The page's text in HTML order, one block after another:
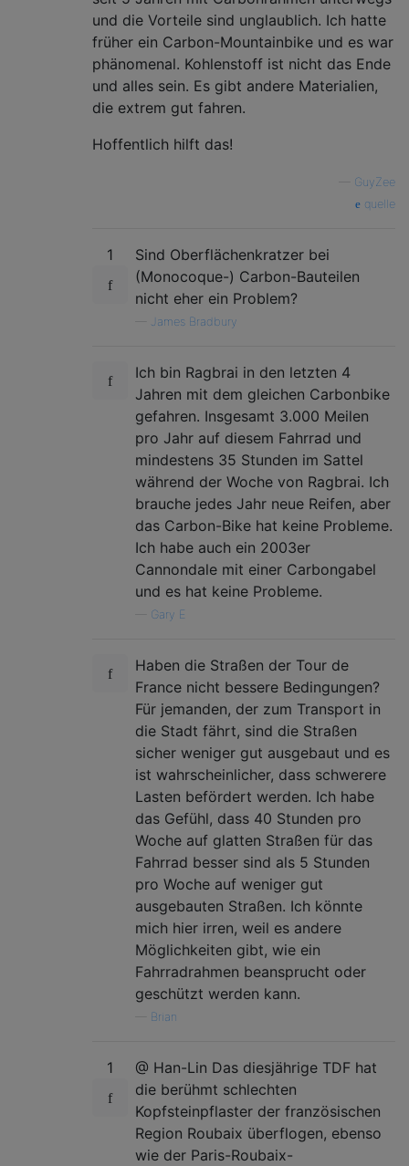
und die Vorteile sind unglaublich. Ich hatte
früher ein Carbon-Mountainbike und es war
phänomenal. Kohlenstoff ist nicht das Ende
und alles sein. Es gibt andere Materialien,
die extrem gut fahren.
Hoffentlich hilft das!
GuyZee
quelle
1
Sind Oberflächenkratzer bei
(Monocoque-) Carbon-Bauteilen
nicht eher ein Problem?
James Bradbury
Ich bin Ragbrai in den letzten 4
Jahren mit dem gleichen Carbonbike
gefahren. Insgesamt 3.000 Meilen
pro Jahr auf diesem Fahrrad und
mindestens 35 Stunden im Sattel
während der Woche von Ragbrai. Ich
brauche jedes Jahr neue Reifen, aber
das Carbon-Bike hat keine Probleme.
Ich habe auch ein 2003er
Cannondale mit einer Carbongabel
und es hat keine Probleme.
Gary E
Haben die Straßen der Tour de
France nicht bessere Bedingungen?
Für jemanden, der zum Transport in
die Stadt fährt, sind die Straßen
sicher weniger gut ausgebaut und es
ist wahrscheinlicher, dass schwerere
Lasten befördert werden. Ich habe
das Gefühl, dass 40 Stunden pro
Woche auf glatten Straßen für das
Fahrrad besser sind als 5 Stunden
pro Woche auf weniger gut
ausgebauten Straßen. Ich könnte
mich hier irren, weil es andere
Möglichkeiten gibt, wie ein
Fahrradrahmen beansprucht oder
geschützt werden kann.
Brian
1
@ Han-Lin Das diesjährige TDF hat
die berühmt schlechten
Kopfsteinpflaster der französischen
Region Roubaix überflogen, ebenso
wie der Paris-Roubaix-